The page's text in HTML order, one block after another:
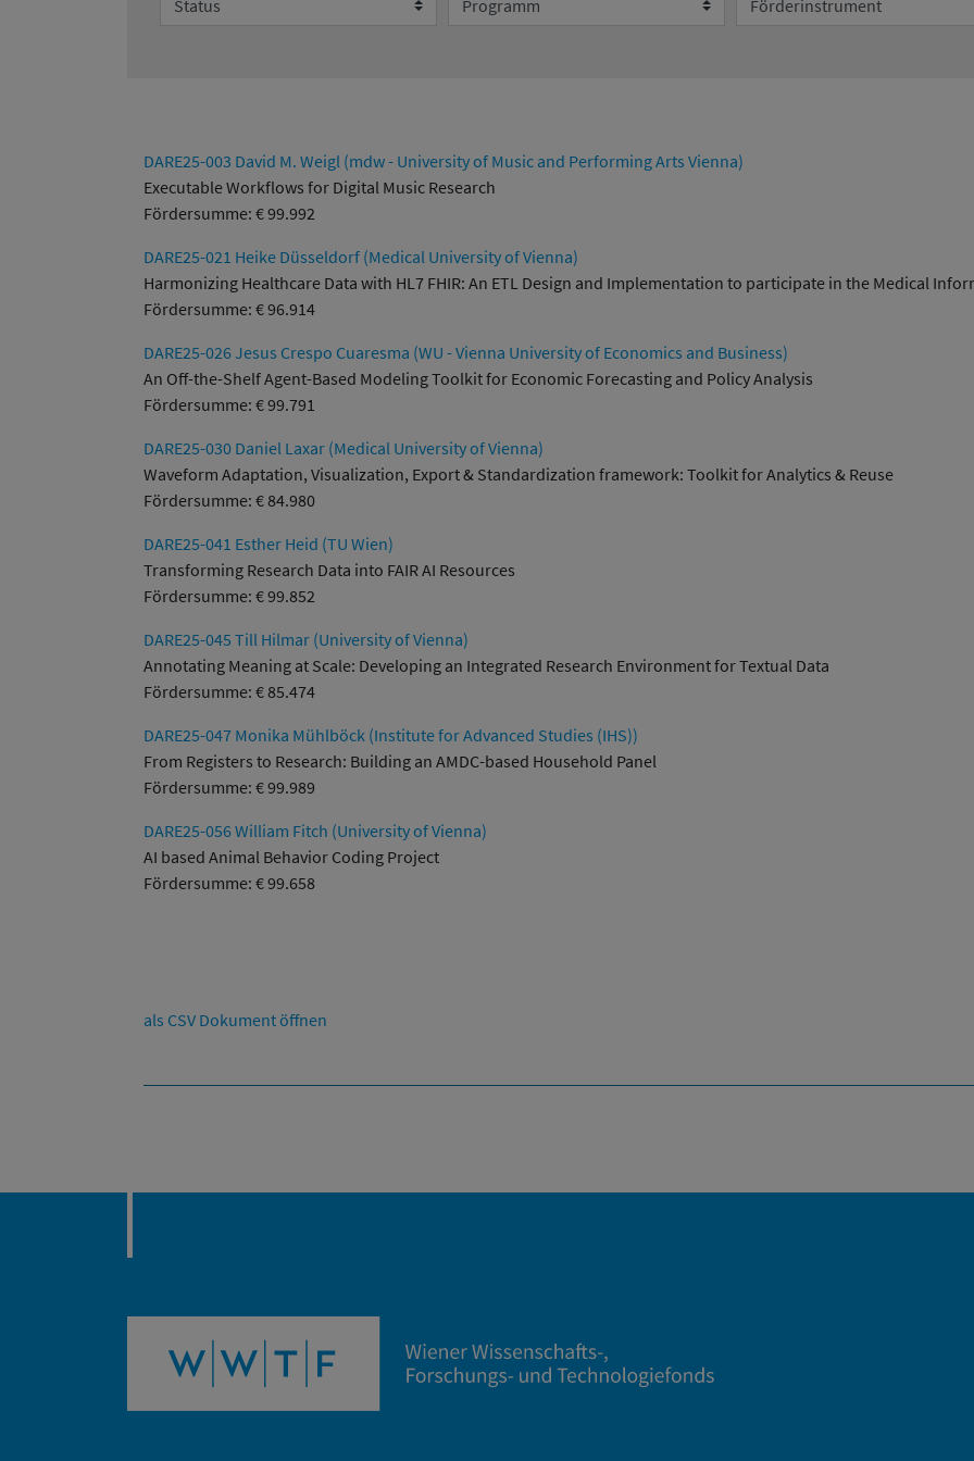
Umweltsystemforschung
DARE25-003 David M. Weigl (mdw - University of Music and Performing Arts Vienna)
Executable Workflows for Digital Music Research
Fördersumme: € 99.992
DARE25-021 Heike Düsseldorf (Medical University of Vienna)
Harmonizing Healthcare Data with HL7 FHIR: An ETL Design and Implementation to participate in the Medical
Fördersumme: € 96.914
DARE25-026 Jesus Crespo Cuaresma (WU - Vienna University of Economics and Business)
An Off-the-Shelf Agent-Based Modeling Toolkit for Economic Forecasting and Policy Analysis
Fördersumme: € 99.791
DARE25-030 Daniel Laxar (Medical University of Vienna)
Waveform Adaptation, Visualization, Export & Standardization framework: Toolkit for Analytics & Reuse
Fördersumme: € 84.980
DARE25-041 Esther Heid (TU Wien)
Transforming Research Data into FAIR AI Resources
Fördersumme: € 99.852
DARE25-045 Till Hilmar (University of Vienna)
Annotating Meaning at Scale: Developing an Integrated Research Environment for Textual Data
Fördersumme: € 85.474
DARE25-047 Monika Mühlböck (Institute for Advanced Studies (IHS))
From Registers to Research: Building an AMDC-based Household Panel
Fördersumme: € 99.989
DARE25-056 William Fitch (University of Vienna)
AI based Animal Behavior Coding Project
Fördersumme: € 99.658
als CSV Dokument öffnen